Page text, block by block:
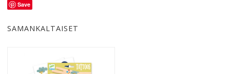
Save
SAMANKALTAISET